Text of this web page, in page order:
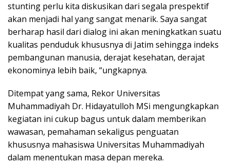
stunting perlu kita diskusikan dari segala prespektif
akan menjadi hal yang sangat menarik. Saya sangat
berharap hasil dari dialog ini akan meningkatkan suatu
kualitas penduduk khususnya di Jatim sehingga indeks
pembangunan manusia, derajat kesehatan, derajat
ekonominya lebih baik, “ungkapnya.
Ditempat yang sama, Rekor Universitas
Muhammadiyah Dr. Hidayatulloh MSi mengungkapkan
kegiatan ini cukup bagus untuk dalam memberikan
wawasan, pemahaman sekaligus penguatan
khususnya mahasiswa Universitas Muhammadiyah
dalam menentukan masa depan mereka.